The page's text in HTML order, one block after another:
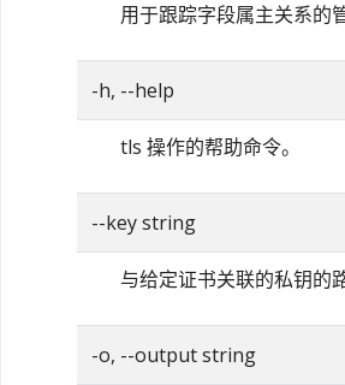
用于跟踪字段属主关系的
-h, --help
tls 操作的帮助命令。
--key string
与给定证书关联的私钥的
-o, --output string